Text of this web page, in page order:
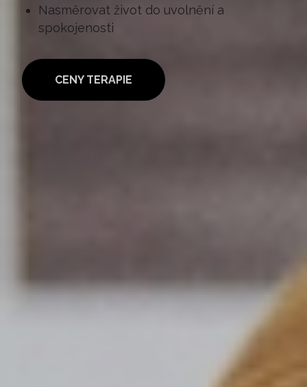
Nasměrovat život do uvolnění a
spokojenosti
CENY TERAPIE